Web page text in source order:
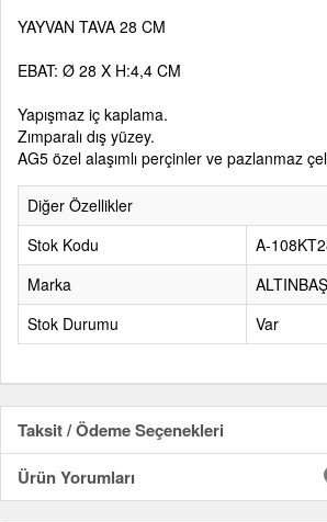
YAYVAN TAVA 28 CM
EBAT: Ø 28 X H:4,4 CM
Yapışmaz iç kaplama.
Zımparalı dış yüzey.
AG5 özel alaşımlı perçinler ve pazlanmaz
Diğer Özellikler
Stok Kodu
A-
Marka
Stok Durumu
Var
Taksit / Ödeme Seçenekleri
Ürün Yorumları